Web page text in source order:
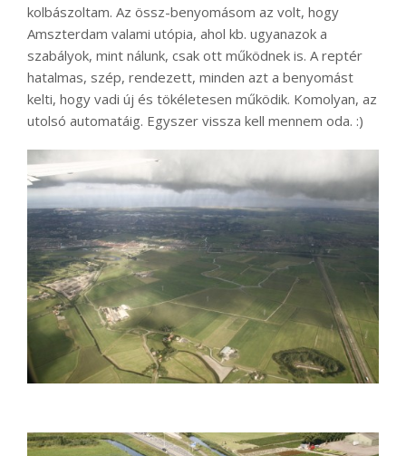
kolbászoltam. Az össz-benyomásom az volt, hogy
Amszterdam valami utópia, ahol kb. ugyanazok a
szabályok, mint nálunk, csak ott működnek is. A reptér
hatalmas, szép, rendezett, minden azt a benyomást
kelti, hogy vadi új és tökéletesen működik. Komolyan, az
utolsó automatáig. Egyszer vissza kell mennem oda. :)